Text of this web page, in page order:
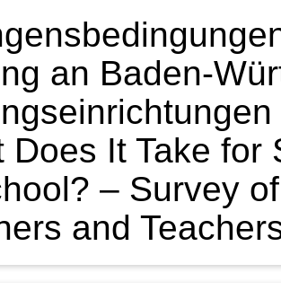
an Baden-
Does It Take for
– Survey
and